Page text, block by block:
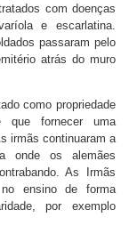
com doenças
e escarlatina.
passaram pelo
atrás do muro
como propriedade
que fornecer uma
irmãs continuaram a
onde os alemães
As Irmãs
ensino de forma
por exemplo